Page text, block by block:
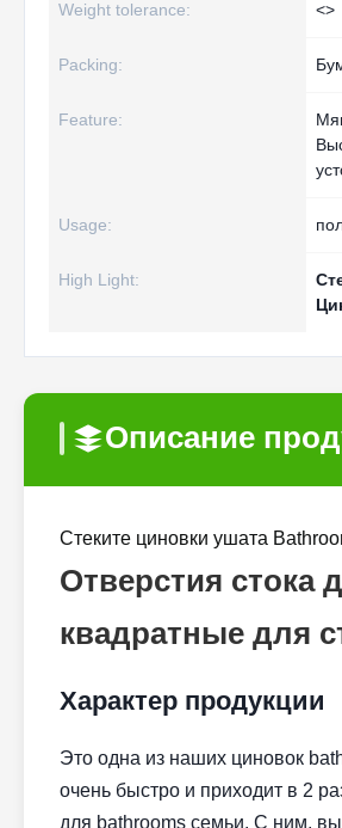
Weight tolerance: <>
Packing:
Feature:
Usage:
High Light:
Описание
Стеките циновки ушата
Отверстия стока
квадратные для
Характер продукции
Это одна из наших циновок
очень быстро и приходит в 2
для bathrooms семьи. С ним,